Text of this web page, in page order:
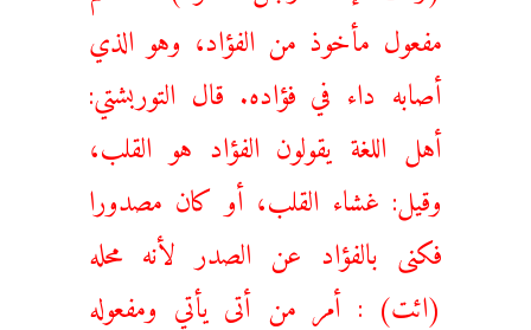
مفعول مأخوذ من الفؤاد، وهو الذي
أصابه داء في فؤاده. قال التوربشتي:
أهل اللغة يقولون الفؤاد هو القلب،
وقيل: غشاء القلب، أو كان مصدورا
فكنى بالفؤاد عن الصدر لأنه محله
(ائت) : أمر من أتى يأتي ومفعوله